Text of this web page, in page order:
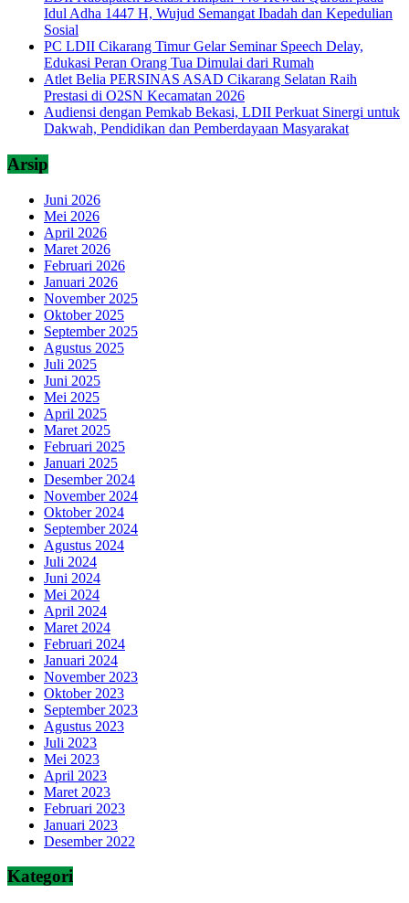
Idul Adha 1447 H, Wujud Semangat Ibadah dan Kepedulian
Sosial
PC LDII Cikarang Timur Gelar Seminar Speech Delay,
Edukasi Peran Orang Tua Dimulai dari Rumah
Atlet Belia PERSINAS ASAD Cikarang Selatan Raih
Prestasi di O2SN Kecamatan 2026
Audiensi dengan Pemkab Bekasi, LDII Perkuat Sinergi untuk
Dakwah, Pendidikan dan Pemberdayaan Masyarakat
Arsip
Juni 2026
Mei 2026
April 2026
Maret 2026
Februari 2026
Januari 2026
November 2025
Oktober 2025
September 2025
Agustus 2025
Juli 2025
Juni 2025
Mei 2025
April 2025
Maret 2025
Februari 2025
Januari 2025
Desember 2024
November 2024
Oktober 2024
September 2024
Agustus 2024
Juli 2024
Juni 2024
Mei 2024
April 2024
Maret 2024
Februari 2024
Januari 2024
November 2023
Oktober 2023
September 2023
Agustus 2023
Juli 2023
Mei 2023
April 2023
Maret 2023
Februari 2023
Januari 2023
Desember 2022
Kategori